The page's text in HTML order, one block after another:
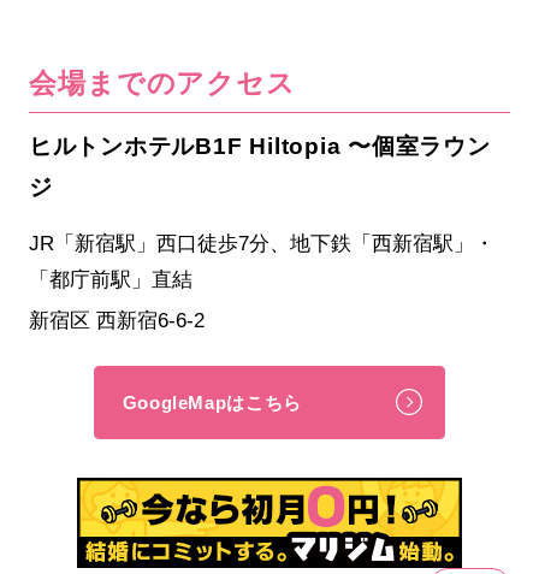
会場までのアクセス
ヒルトンホテルB1F Hiltopia 〜個室ラウン
ジ
JR「新宿駅」西口徒歩7分、地下鉄「西新宿駅」・
「都庁前駅」直結
新宿区 西新宿6-6-2
GoogleMapはこちら